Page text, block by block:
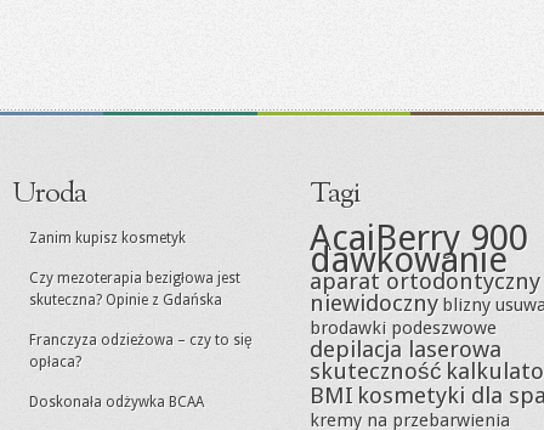
Uroda
Zanim kupisz kosmetyk
Czy mezoterapia bezigłowa jest
skuteczna? Opinie z Gdańska
Franczyza odzieżowa – czy to się
opłaca?
Doskonała odżywka BCAA
Tagi
AcaiBerry 900
dawkowanie
aparat ortodontyczny
niewidoczny blizny
brodawki podeszwowe
depilacja laserowa
skuteczność
BMI kosmetyki dla
kremy na przebarwienia